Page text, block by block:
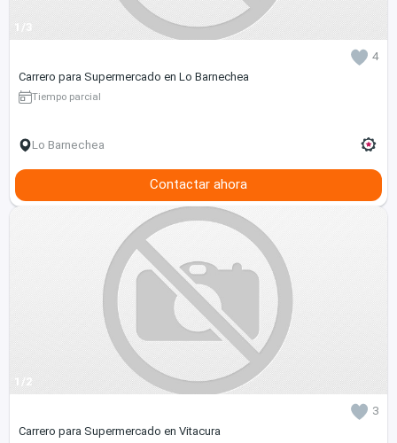
1/3
4
Carrero para Supermercado en Lo Barnechea
Tiempo parcial
Lo Barnechea
Contactar ahora
1/2
3
Carrero para Supermercado en Vitacura